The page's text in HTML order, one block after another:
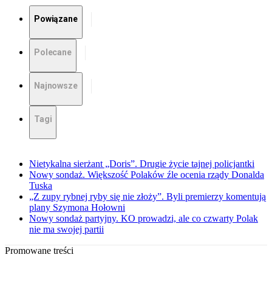
Powiązane
Polecane
Najnowsze
Tagi
Nietykalna sierżant „Doris”. Drugie życie tajnej policjantki
Nowy sondaż. Większość Polaków źle ocenia rządy Donalda
Tuska
„Z zupy rybnej ryby się nie złoży”. Byli premierzy komentują
plany Szymona Hołowni
Nowy sondaż partyjny. KO prowadzi, ale co czwarty Polak
nie ma swojej partii
Promowane treści